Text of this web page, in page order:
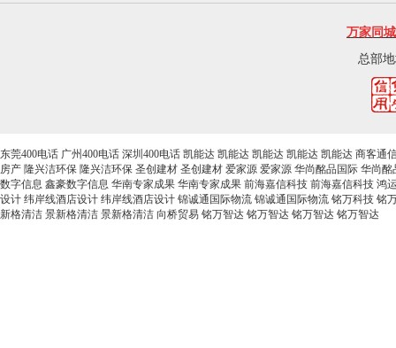
万家同城
总部
东莞400电话 广州400电话 深圳400电话 凯能达 凯能达 凯能达 凯能达 凯能达 商客通
房产 隆兴洁环保 隆兴洁环保 圣创建材 圣创建材 爱家源 爱家源 华尚酩品国际 华尚
数字信息 鑫豪数字信息 华南专家成果 华南专家成果 前海嘉信科技 前海嘉信科技 鸿
设计 纬岸线酒店设计 纬岸线酒店设计 锦诚通国际物流 锦诚通国际物流 铭万科技 铭
新格清洁 景新格清洁 景新格清洁 向桥贸易 铭万智达 铭万智达 铭万智达 铭万智达